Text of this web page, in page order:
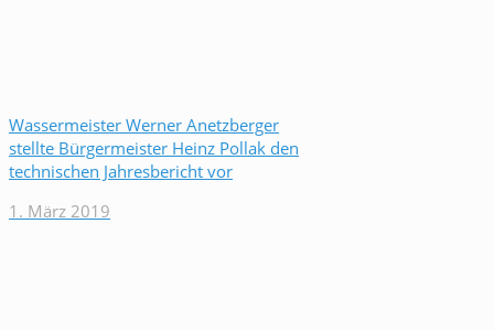
Wassermeister Werner Anetzberger
stellte Bürgermeister Heinz Pollak den
technischen Jahresbericht vor
1. März 2019